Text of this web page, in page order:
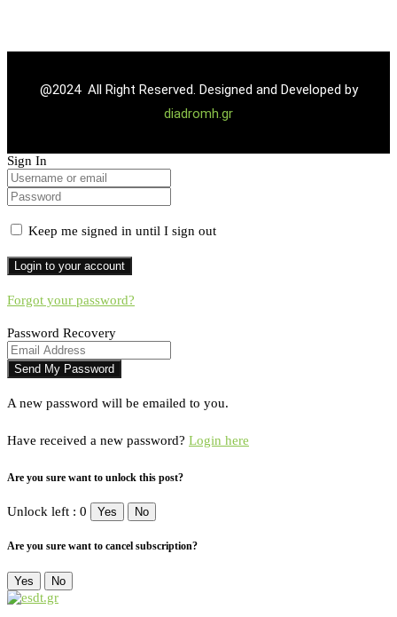
@2024 All Right Reserved. Designed and Developed by
diadromh.gr
Sign In
Keep me signed in until I sign out
Forgot your password?
Password Recovery
A new password will be emailed to you.
Have received a new password? Login here
Are you sure want to unlock this post?
Unlock left : 0 Yes No
Are you sure want to cancel subscription?
Yes No